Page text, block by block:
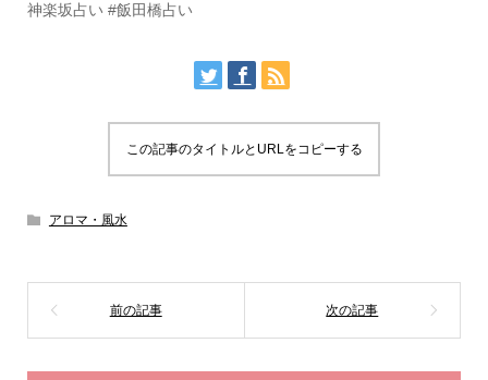
神楽坂占い #飯田橋占い
この記事のタイトルとURLをコピーする
アロマ・風水